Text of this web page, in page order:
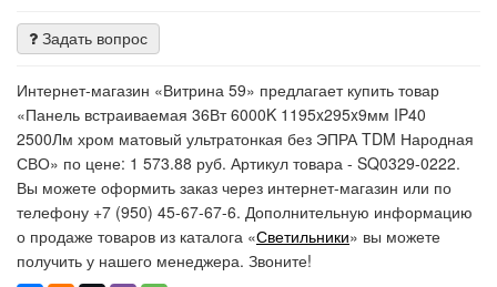
Задать вопрос
Интернет-магазин «Витрина 59» предлагает купить товар
«Панель встраиваемая 36Вт 6000K 1195x295x9мм IP40
2500Лм хром матовый ультратонкая без ЭПРА TDM Народная
СВО» по цене: 1 573.88 руб. Артикул товара - SQ0329-0222.
Вы можете оформить заказ через интернет-магазин или по
телефону +7 (950) 45-67-67-6. Дополнительную информацию
о продаже товаров из каталога «Светильники» вы можете
получить у нашего менеджера. Звоните!